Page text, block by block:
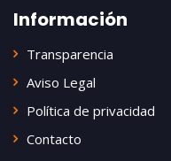
Información
Transparencia
Aviso Legal
Política de privacidad
Contacto